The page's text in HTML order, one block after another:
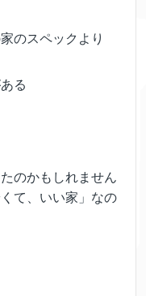
のスペックより
る
のかもしれません
て、いい家」なの